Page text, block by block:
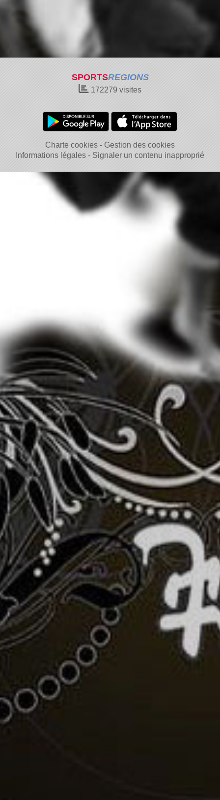
SPORTSREGIONS
172279 visites
Charte cookies
Gestion des cookies
Informations légales
Signaler un contenu inapproprié